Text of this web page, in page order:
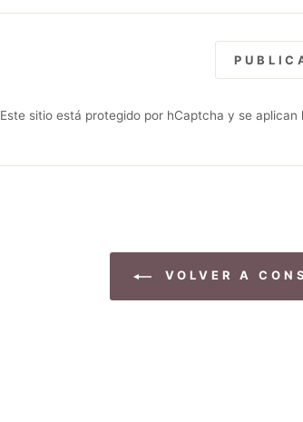
Este sitio está protegido por hCaptcha y se aplican
VOLVER A